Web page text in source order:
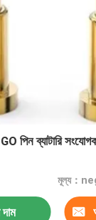
ব্যাটারি
মূল্য：